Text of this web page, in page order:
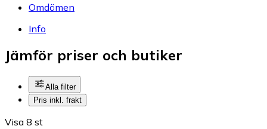
Omdömen
Info
Jämför priser och butiker
Alla filter
Pris inkl. frakt
Visa 8 st